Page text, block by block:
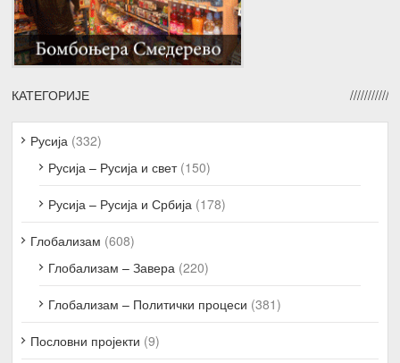
КАТЕГОРИЈЕ
Русија (332)
Русија – Русија и свет(150)
Русија – Русија и Србија (178)
Глобализам (608)
Глобализам – Завера (220)
Глобализам – Политички процеси (381)
Пословни пројекти (9)